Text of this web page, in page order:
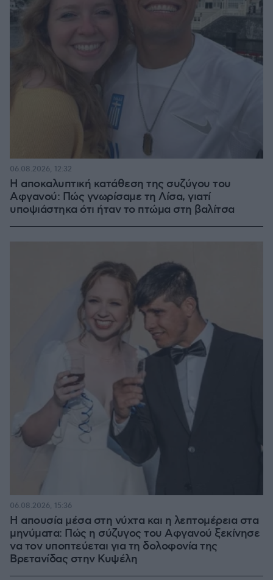
Η αποκαλυπτική κατάθεση της συζύγου του
Αφγανού: Πώς γνωρίσαμε τη Λίσα, γιατί
υποψιάστηκα ότι ήταν το πτώμα στη βαλίτσα
06.08.2026, 12:32
Η απουσία μέσα στη νύχτα και η λεπτομέρεια στα
μηνύματα: Πώς η σύζυγος του Αφγανού ξεκίνησε
να τον υποπτεύεται για τη δολοφονία της
Βρετανίδας στην Κυψέλη
06.08.2026, 15:36